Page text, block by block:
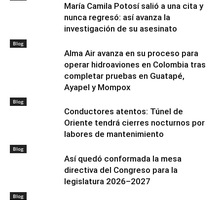
María Camila Potosí salió a una cita y
nunca regresó: así avanza la
investigación de su asesinato
Blog
Alma Air avanza en su proceso para
operar hidroaviones en Colombia tras
completar pruebas en Guatapé,
Ayapel y Mompox
Blog
Conductores atentos: Túnel de
Oriente tendrá cierres nocturnos por
labores de mantenimiento
Blog
Así quedó conformada la mesa
directiva del Congreso para la
legislatura 2026–2027
Blog